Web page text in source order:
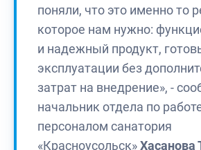
поняли, что это именно то
которое нам нужно:
и надежный продукт,
эксплуатации без
затрат на внедрение», -
начальник отдела по
персоналом санатория
«Красноусольск»Хасанова